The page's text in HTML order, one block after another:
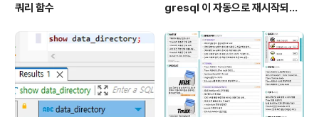
쿼리 함수
gresql 이 자동으로 재시작되는